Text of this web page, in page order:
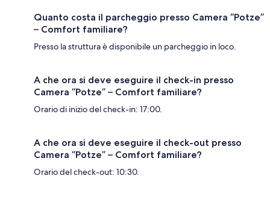
Quanto costa il parcheggio presso Camera “Potze”
– Comfort familiare?
Presso la struttura è disponibile un parcheggio in loco.
A che ora si deve eseguire il check-in presso
Camera “Potze” – Comfort familiare?
Orario di inizio del check-in: 17:00.
A che ora si deve eseguire il check-out presso
Camera “Potze” – Comfort familiare?
Orario del check-out: 10:30.